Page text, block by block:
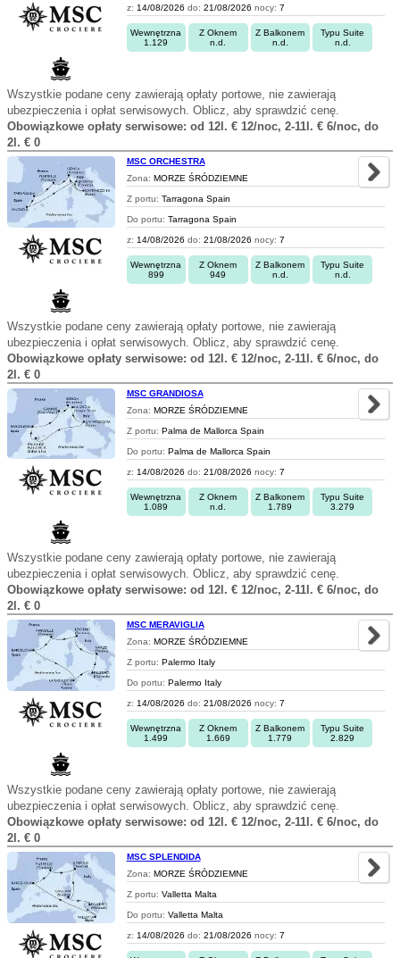
z: 14/08/2026 do: 21/08/2026 nocy: 7
Wewnętrzna
1.129
Z Oknem
n.d.
Z Balkonem
n.d.
Typu Suite
n.d.
Wszystkie podane ceny zawierają opłaty portowe, nie zawierają
ubezpieczenia i opłat serwisowych. Oblicz, aby sprawdzić cenę.
Obowiązkowe opłaty serwisowe: od 12l. € 12/noc, 2-11l. € 6/noc, do
2l. € 0
MSC ORCHESTRA
Zona: MORZE ŚRÓDZIEMNE
Z portu: Tarragona Spain
Do portu: Tarragona Spain
z: 14/08/2026 do: 21/08/2026 nocy: 7
Wewnętrzna
899
Z Oknem
949
Z Balkonem
n.d.
Typu Suite
n.d.
Wszystkie podane ceny zawierają opłaty portowe, nie zawierają
ubezpieczenia i opłat serwisowych. Oblicz, aby sprawdzić cenę.
Obowiązkowe opłaty serwisowe: od 12l. € 12/noc, 2-11l. € 6/noc, do
2l. € 0
MSC GRANDIOSA
Zona: MORZE ŚRÓDZIEMNE
Z portu: Palma de Mallorca Spain
Do portu: Palma de Mallorca Spain
z: 14/08/2026 do: 21/08/2026 nocy: 7
Wewnętrzna
1.089
Z Oknem
n.d.
Z Balkonem
1.789
Typu Suite
3.279
Wszystkie podane ceny zawierają opłaty portowe, nie zawierają
ubezpieczenia i opłat serwisowych. Oblicz, aby sprawdzić cenę.
Obowiązkowe opłaty serwisowe: od 12l. € 12/noc, 2-11l. € 6/noc, do
2l. € 0
MSC MERAVIGLIA
Zona: MORZE ŚRÓDZIEMNE
Z portu: Palermo Italy
Do portu: Palermo Italy
z: 14/08/2026 do: 21/08/2026 nocy: 7
Wewnętrzna
1.499
Z Oknem
1.669
Z Balkonem
1.779
Typu Suite
2.829
Wszystkie podane ceny zawierają opłaty portowe, nie zawierają
ubezpieczenia i opłat serwisowych. Oblicz, aby sprawdzić cenę.
Obowiązkowe opłaty serwisowe: od 12l. € 12/noc, 2-11l. € 6/noc, do
2l. € 0
MSC SPLENDIDA
Zona: MORZE ŚRÓDZIEMNE
Z portu: Valletta Malta
Do portu: Valletta Malta
z: 14/08/2026 do: 21/08/2026 nocy: 7